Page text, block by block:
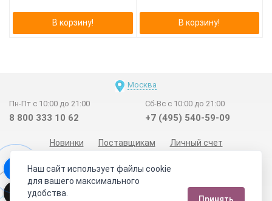
В корзину! В корзину!
Москва
Пн-Пт с 10:00 до 21:00
8 800 333 10 62
Сб-Вс с 10:00 до 21:00
+7 (495) 540-59-09
Новинки Поставщикам
Личный счет
Отзывы покупателей
Сертификаты
Обратная связь
СОУТ Телеграм
Наш сайт использует файлы cookie
для вашего максимального
удобства.